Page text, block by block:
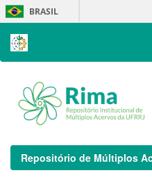
Skip
navigation
BRASIL
Repositório de Múltiplos